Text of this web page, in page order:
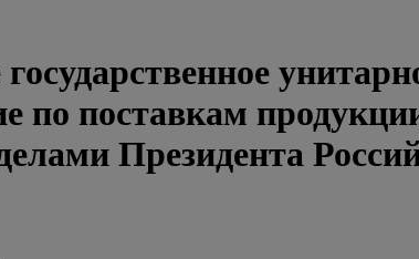
по поставкам
Президента